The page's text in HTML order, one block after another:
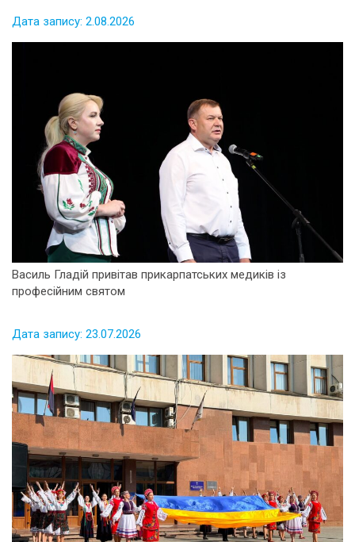
Дата запису: 2.08.2026
Василь Гладій привітав прикарпатських медиків із
професійним святом
Дата запису: 23.07.2026